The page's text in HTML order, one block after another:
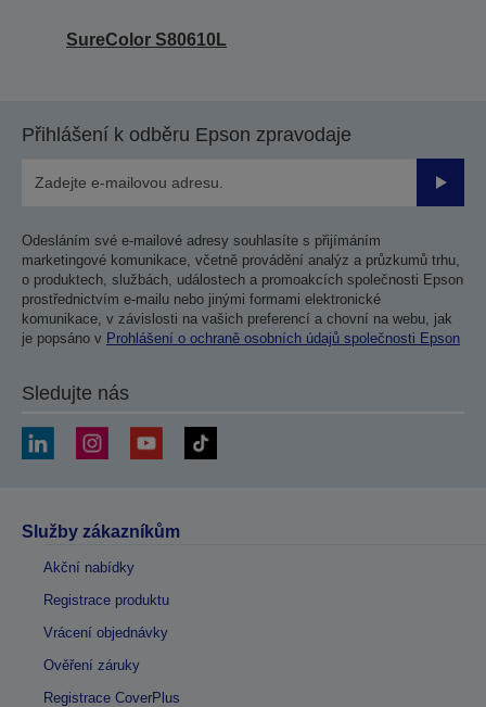
SureColor S80610L
Přihlášení k odběru Epson zpravodaje
Odesláním své e-mailové adresy souhlasíte s přijímáním
marketingové komunikace, včetně provádění analýz a průzkumů trhu,
o produktech, službách, událostech a promoakcích společnosti Epson
prostřednictvím e-mailu nebo jinými formami elektronické
komunikace, v závislosti na vašich preferencí a chovní na webu, jak
je popsáno v Prohlášení o ochraně osobních údajů společnosti Epson
Sledujte nás
Služby zákazníkům
Akční nabídky
Registrace produktu
Vrácení objednávky
Ověření záruky
Registrace CoverPlus